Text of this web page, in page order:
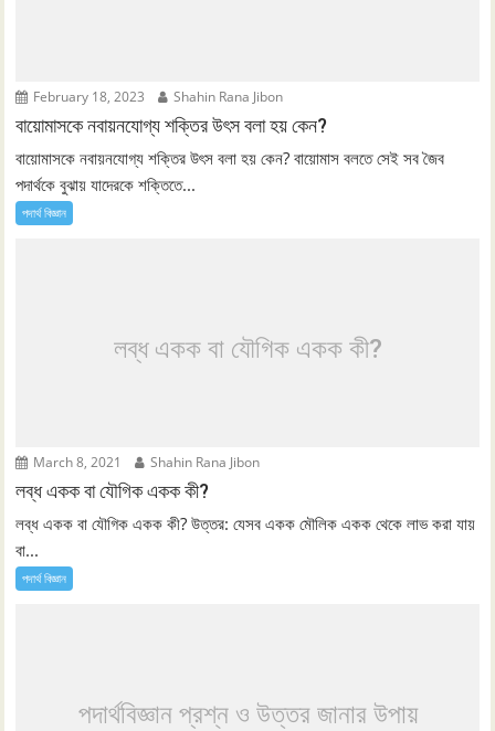
February 18, 2023 Shahin Rana Jibon
বায়োমাসকে নবায়নযোগ্য শক্তির উৎস বলা হয় কেন?
বায়োমাসকে নবায়নযোগ্য শক্তির উৎস বলা হয় কেন? বায়োমাস বলতে সেই সব জৈব
পদার্থকে বুঝায় যাদেরকে শক্তিতে...
পদার্থ বিজ্ঞান
লব্ধ একক বা যৌগিক একক কী?
March 8, 2021 Shahin Rana Jibon
লব্ধ একক বা যৌগিক একক কী?
লব্ধ একক বা যৌগিক একক কী? উত্তর: যেসব একক মৌলিক একক থেকে লাভ করা যায়
বা...
পদার্থ বিজ্ঞান
পদার্থবিজ্ঞান প্রশ্ন ও উত্তর জানার উপায়